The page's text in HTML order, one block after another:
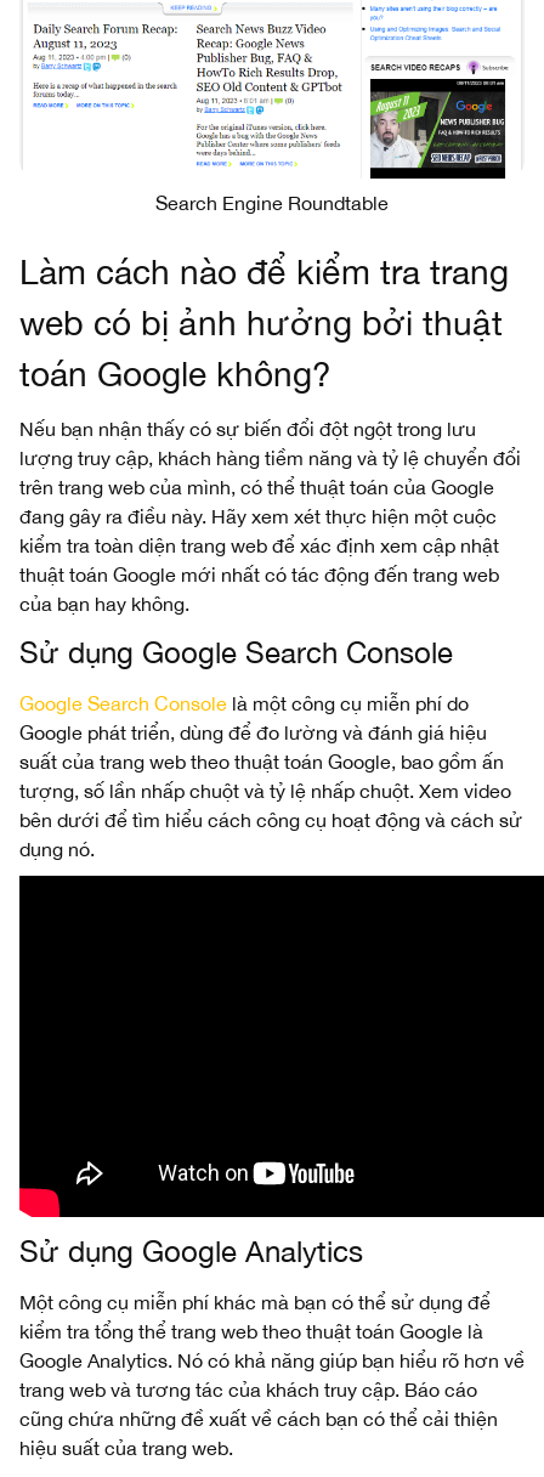
Search Engine Roundtable
Làm cách nào để kiểm tra trang
web có bị ảnh hưởng bởi thuật
toán Google không?
Nếu bạn nhận thấy có sự biến đổi đột ngột trong lưu
lượng truy cập, khách hàng tiềm năng và tỷ lệ chuyển đổi
trên trang web của mình, có thể thuật toán của Google
đang gây ra điều này. Hãy xem xét thực hiện một cuộc
kiểm tra toàn diện trang web để xác định xem cập nhật
thuật toán Google mới nhất có tác động đến trang web
của bạn hay không.
Sử dụng Google Search Console
Google Search Console là một công cụ miễn phí do
Google phát triển, dùng để đo lường và đánh giá hiệu
suất của trang web theo thuật toán Google, bao gồm ấn
tượng, số lần nhấp chuột và tỷ lệ nhấp chuột. Xem video
bên dưới để tìm hiểu cách công cụ hoạt động và cách sử
dụng nó.
Sử dụng Google Analytics
Một công cụ miễn phí khác mà bạn có thể sử dụng để
kiểm tra tổng thể trang web theo thuật toán Google là
Google Analytics. Nó có khả năng giúp bạn hiểu rõ hơn về
trang web và tương tác của khách truy cập. Báo cáo
cũng chứa những đề xuất về cách bạn có thể cải thiện
hiệu suất của trang web.